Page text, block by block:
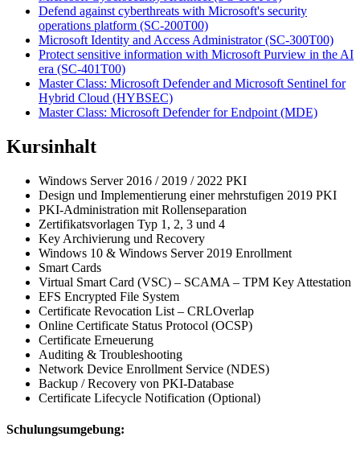
Defend against cyberthreats with Microsoft's security
operations platform (SC-200T00)
Microsoft Identity and Access Administrator(SC-300T00)
Protect sensitive information with Microsoft Purview in the AI
era (SC-401T00)
Master Class: Microsoft Defender and Microsoft Sentinel for
Hybrid Cloud (HYBSEC)
Master Class: Microsoft Defender for Endpoint (MDE)
Kursinhalt
Windows Server 2016 / 2019 / 2022 PKI
Design und Implementierung einer mehrstufigen 2019 PKI
PKI-Administration mit Rollenseparation
Zertifikatsvorlagen Typ 1, 2, 3 und 4
Key Archivierung und Recovery
Windows 10 & Windows Server 2019 Enrollment
Smart Cards
Virtual Smart Card (VSC) – SCAMA – TPM Key Attestation
EFS Encrypted File System
Certificate Revocation List – CRLOverlap
Online Certificate Status Protocol (OCSP)
Certificate Erneuerung
Auditing & Troubleshooting
Network Device Enrollment Service (NDES)
Backup / Recovery von PKI-Database
Certificate Lifecycle Notification (Optional)
Schulungsumgebung: